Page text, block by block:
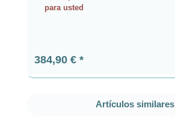
para usted
Precio normal:
384,90 €
Omitir la galería de productos
Artículos similares